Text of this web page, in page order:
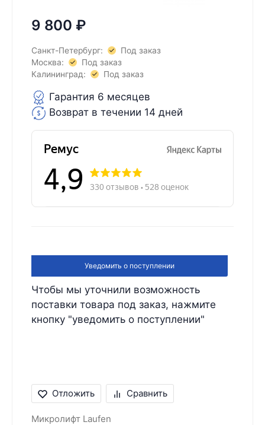
9 800 ₽
Санкт-Петербург:
Под заказ
Москва:
Под заказ
Калининград:
Под заказ
Гарантия 6 месяцев
Возврат в течении 14 дней
Уведомить о поступлении
Чтобы мы уточнили возможность
поставки товара под заказ, нажмите
кнопку "уведомить о поступлении"
Отложить Сравнить
Микролифт Laufen